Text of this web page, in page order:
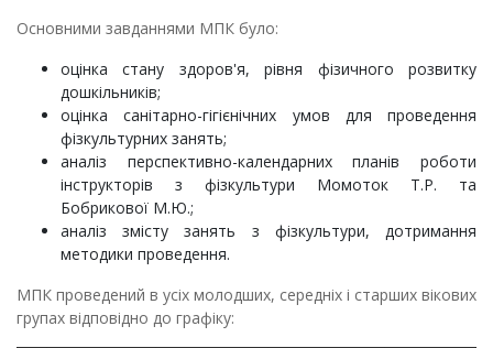
Основними завданнями МПК було:
оцінка стану здоров'я, рівня фізичного розвитку
дошкільників;
оцінка санітарно-гігієнічних умов для проведення
фізкультурних занять;
аналіз перспективно-календарних планів роботи
інструкторів з фізкультури Момоток Т.Р. та
Бобрикової М.Ю.;
аналіз змісту занять з фізкультури, дотримання
методики проведення.
МПК проведений в усіх молодших, середніх і старших вікових
групах відповідно до графіку: